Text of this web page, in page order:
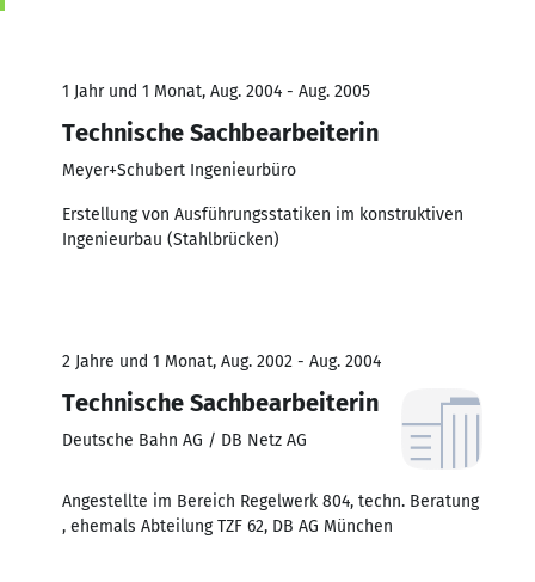
1 Jahr und 1 Monat, Aug. 2004 - Aug. 2005
Technische Sachbearbeiterin
Meyer+Schubert Ingenieurbüro
Erstellung von Ausführungsstatiken im konstruktiven
Ingenieurbau (Stahlbrücken)
2 Jahre und 1 Monat, Aug. 2002 - Aug. 2004
Technische Sachbearbeiterin
Deutsche Bahn AG / DB Netz AG
Angestellte im Bereich Regelwerk 804, techn. Beratung
, ehemals Abteilung TZF 62, DB AG München